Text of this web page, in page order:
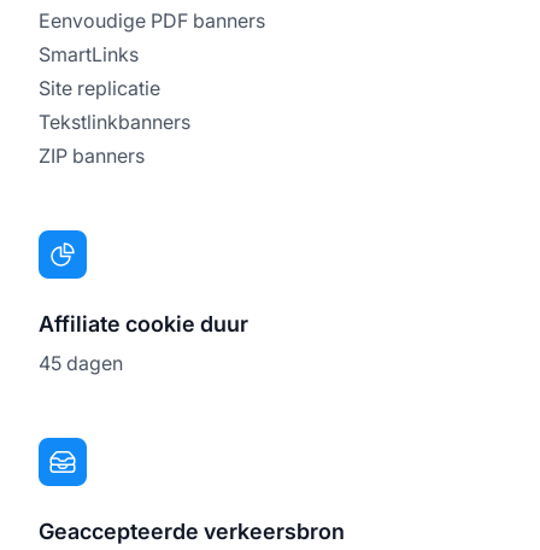
Eenvoudige PDF banners
SmartLinks
Site replicatie
Tekstlinkbanners
ZIP banners
Affiliate cookie duur
45 dagen
Geaccepteerde verkeersbron